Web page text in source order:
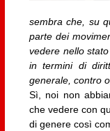
sembra che, su
parte dei
vedere nello
in termini di
generale, contro
Sì, noi non
che vedere con
di genere così